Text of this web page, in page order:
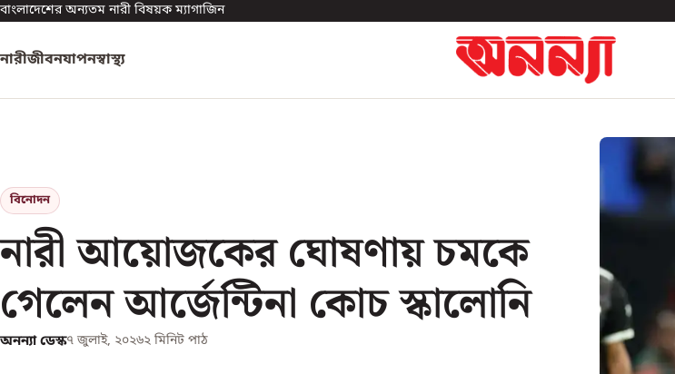
বাংলাদেশের অন্যতম নারী বিষয়ক ম্যাগাজিন
নারীজীবনযাপনস্বাস্থ্য
বিনোদন
নারী আয়োজকের ঘোষণায় চমকে
গেলেন আর্জেন্টিনা কোচ স্কালোনি
অনন্যা ডেস্ক৭ জুলাই, ২০২৬২ মিনিট পাঠ